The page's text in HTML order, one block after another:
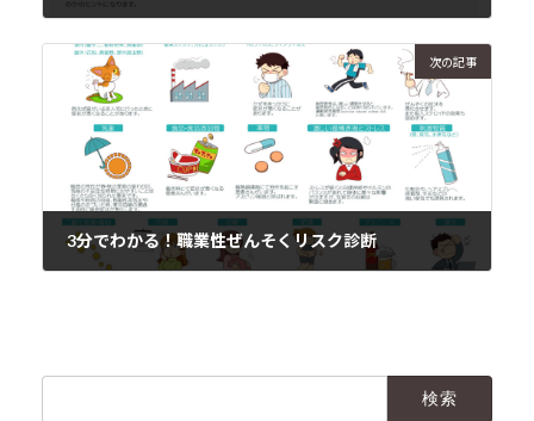
次の記事
3分でわかる！職業性ぜんそくリスク診断